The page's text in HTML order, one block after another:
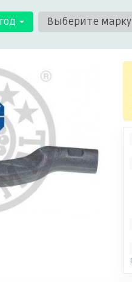
Выберите марку